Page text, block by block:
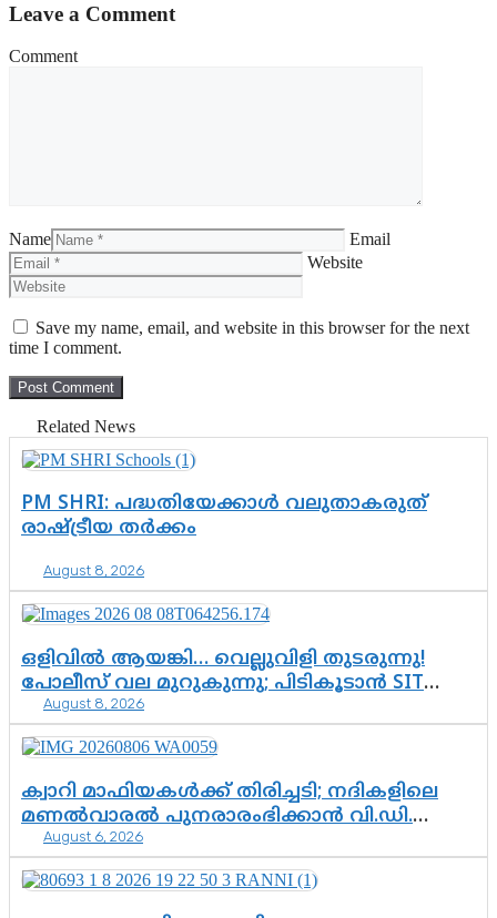
Leave a Comment
Comment
Name
Email
Website
Save my name, email, and website in this browser for the next
time I comment.
Related News
PM SHRI: പദ്ധതിയേക്കാൾ വലുതാകരുത്
രാഷ്ട്രീയ തർക്കം
August 8, 2026
ഒളിവിൽ ആയങ്കി… വെല്ലുവിളി തുടരുന്നു!
പോലീസ് വല മുറുകുന്നു; പിടികൂടാൻ SIT
രംഗത്ത്. ഇനി ചോദ്യം ആയങ്കി എവിടെ
എന്നത് മാത്രം അല്ല—ആയങ്കി
കസ്റ്റഡിയിലായാൽ പുറത്തുവരുക
എന്തൊക്കെ വിവരങ്ങൾ?”
August 8, 2026
ക്വാറി മാഫിയകൾക്ക് തിരിച്ചടി; നദികളിലെ
മണൽവാരൽ പുനരാരംഭിക്കാൻ വി.ഡി.
സർക്കാർ തീരുമാനം
August 6, 2026